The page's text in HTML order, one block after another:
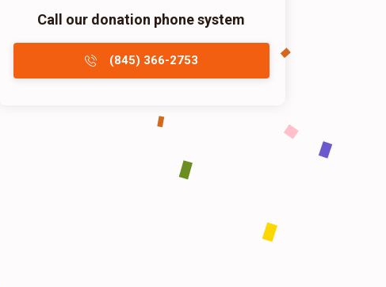
Call our donation phone system
(845) 366-2753